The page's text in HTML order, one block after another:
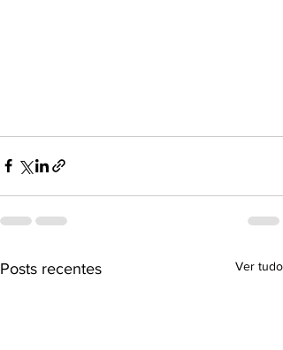
Posts recentes Ver tudo